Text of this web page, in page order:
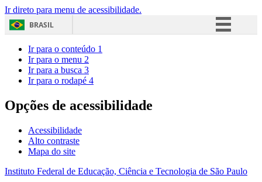
Ir direto para menu de acessibilidade.
BRASIL
Acesso à informação
Ir para o conteúdo 1
Ir para o menu 2
Ir para a busca 3
Ir para o rodapé 4
Opções de acessibilidade
Acessibilidade
Alto contraste
Mapa do site
Instituto Federal de Educação, Ciência e Tecnologia de São Paulo